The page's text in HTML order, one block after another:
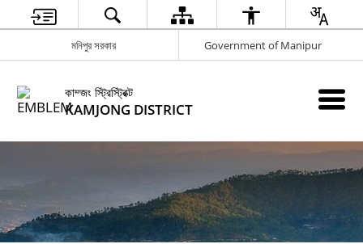
মনিপুর সরকার Government of Manipur
কাম্জং স্ট্রিস্ট্রিক্ট
KAMJONG DISTRICT